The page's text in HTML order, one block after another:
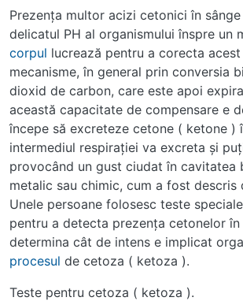
Prezenţa multor acizi cetonici în
delicatul PH al organismului înspre un
corpul lucrează pentru a corecta
mecanisme, în general prin conversia
dioxid de carbon, care este apoi
această capacitate de compensare e
începe să excreteze cetone ( ketone )
intermediul respiraţiei va excreta şi
provocând un gust ciudat în cavitatea
metalic sau chimic, cum a fost descris
Unele persoane folosesc teste
pentru a detecta prezenţa cetonelor în
determina cât de intens e implicat
procesul de cetoza ( ketoza ).
Teste pentru cetoza ( ketoza ).